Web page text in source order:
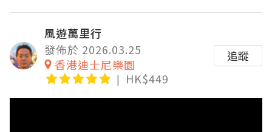
風遊萬里行
發佈於 2026.03.25
香港迪士尼樂園
HK$449
追蹤